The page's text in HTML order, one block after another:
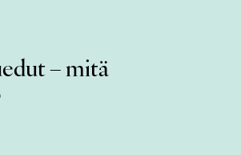
– mitä